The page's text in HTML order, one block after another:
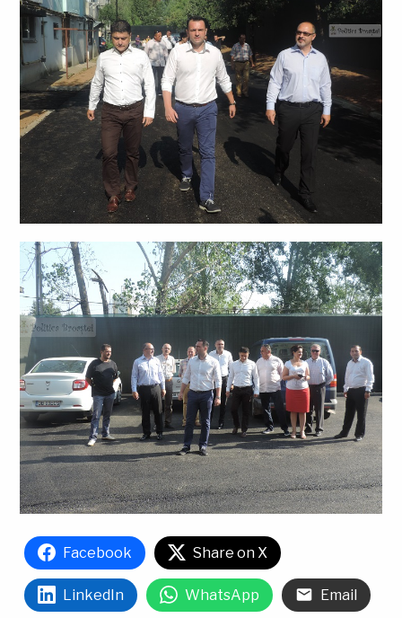
Facebook Share on X
LinkedIn WhatsApp Email